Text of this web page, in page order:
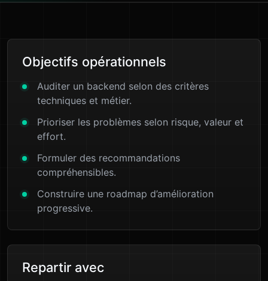
Objectifs opérationnels
Auditer un backend selon des critères
techniques et métier.
Prioriser les problèmes selon risque, valeur et
effort.
Formuler des recommandations
compréhensibles.
Construire une roadmap d’amélioration
progressive.
Repartir avec